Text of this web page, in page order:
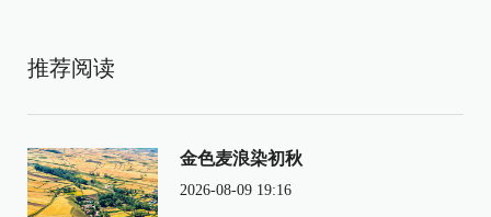
推荐阅读
金色麦浪染初秋
2026-08-09 19:16